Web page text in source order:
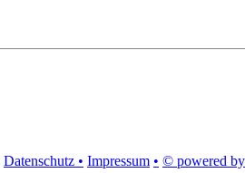
Datenschutz • Impressum • © powered